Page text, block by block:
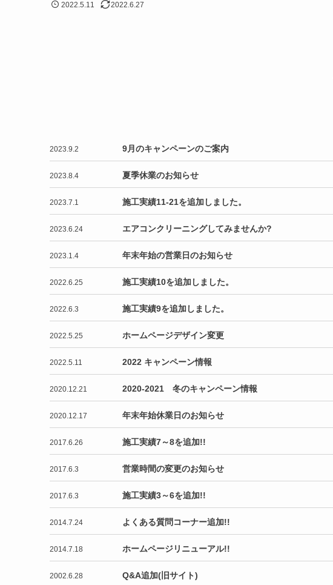
2022.5.11 2022.6.27
2023.9.2 9月のキャンペーンのご案内
2023.8.4 夏季休業のお知らせ
2023.7.1 施工実績11-21を追加しました。
2023.6.24 エアコンクリーニングしてみませんか?
2023.1.4 年末年始の営業日のお知らせ
2022.6.25 施工実績10を追加しました。
2022.6.3 施工実績9を追加しました。
2022.5.25 ホームページデザイン変更
2022.5.11 2022 キャンペーン情報
2020.12.21 2020-2021 冬のキャンペーン情報
2020.12.17 年末年始休業日のお知らせ
2017.6.26 施工実績7～8を追加!!
2017.6.3 営業時間の変更のお知らせ
2017.6.3 施工実績3～6を追加!!
2014.7.24 よくある質問コーナー追加!!
2014.7.18 ホームページリニューアル!!
2002.6.28 Q&A追加(旧サイト)